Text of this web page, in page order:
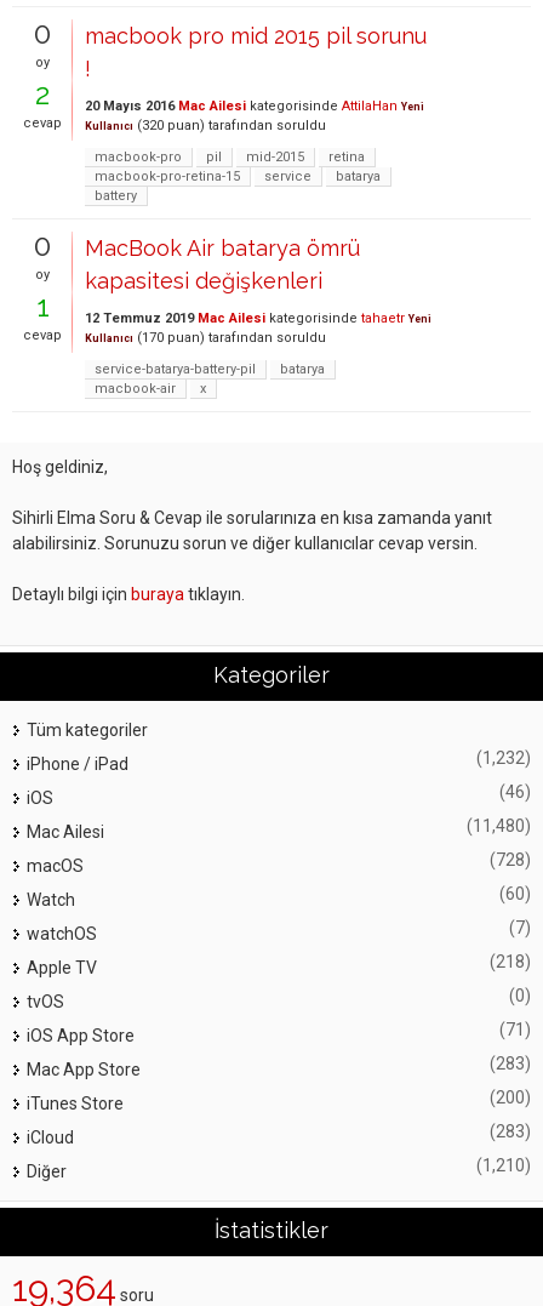
0
oy
2
cevap
macbook pro mid 2015 pil sorunu
!
20 Mayıs 2016 Mac Ailesi kategorisinde AttilaHan Yeni
Kullanıcı (320 puan) tarafından soruldu
macbook-pro
pil mid-2015
retina
macbook-pro-retina-15
service
batarya
battery
0
oy
1
cevap
MacBook Air batarya ömrü
kapasitesi değişkenleri
12 Temmuz 2019 Mac Ailesi kategorisinde tahaetr Yeni
Kullanıcı (170 puan) tarafından soruldu
service-batarya-battery-pil
batarya
macbook-air
x
Hoş geldiniz,
Sihirli Elma Soru & Cevap ile sorularınıza en kısa zamanda yanıt
alabilirsiniz. Sorunuzu sorun ve diğer kullanıcılar cevap versin.
Detaylı bilgi için buraya tıklayın.
Kategoriler
Tüm kategoriler
iPhone / iPad
(1,232)
iOS (46)
Mac Ailesi (11,480)
macOS (728)
Watch (60)
watchOS (7)
Apple TV (218)
tvOS (0)
iOS App Store (71)
Mac App Store (283)
iTunes Store (200)
iCloud (283)
Diğer (1,210)
İstatistikler
19,364 soru